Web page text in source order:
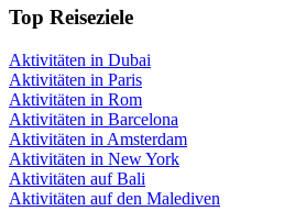
Top Reiseziele
Aktivitäten in Dubai
Aktivitäten in Paris
Aktivitäten in Rom
Aktivitäten in Barcelona
Aktivitäten in Amsterdam
Aktivitäten in New York
Aktivitäten auf Bali
Aktivitäten auf den Malediven